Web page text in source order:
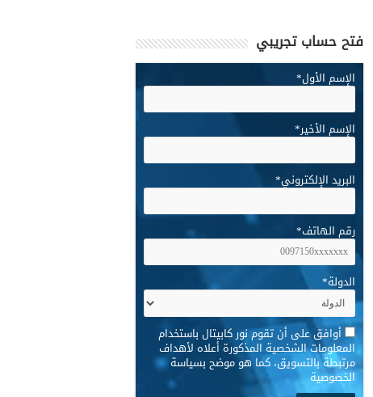
فتح حساب تجريبي
الإسم الأول*
الإسم الأخير*
البريد الإلكتروني*
رقم الهاتف*
الدولة*
* أوافق على أن تقوم نور كابيتال باستخدام
المعلومات الشخصية المذكورة أعلاه لأهداف
مرتبطة بالتسويق، كما هو موضح بسياسة
الخصوصية